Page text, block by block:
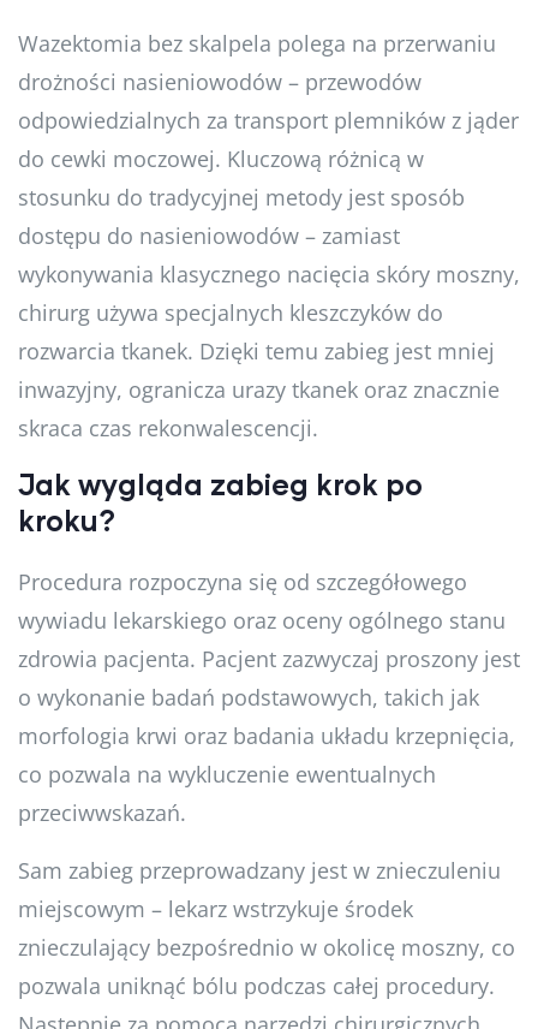
Wazektomia bez skalpela polega na przerwaniu
drożności nasieniowodów – przewodów
odpowiedzialnych za transport plemników z jąder
do cewki moczowej. Kluczową różnicą w
stosunku do tradycyjnej metody jest sposób
dostępu do nasieniowodów – zamiast
wykonywania klasycznego nacięcia skóry moszny,
chirurg używa specjalnych kleszczyków do
rozwarcia tkanek. Dzięki temu zabieg jest mniej
inwazyjny, ogranicza urazy tkanek oraz znacznie
skraca czas rekonwalescencji.
Jak wygląda zabieg krok po
kroku?
Procedura rozpoczyna się od szczegółowego
wywiadu lekarskiego oraz oceny ogólnego stanu
zdrowia pacjenta. Pacjent zazwyczaj proszony jest
o wykonanie badań podstawowych, takich jak
morfologia krwi oraz badania układu krzepnięcia,
co pozwala na wykluczenie ewentualnych
przeciwwskazań.
Sam zabieg przeprowadzany jest w znieczuleniu
miejscowym – lekarz wstrzykuje środek
znieczulający bezpośrednio w okolicę moszny, co
pozwala uniknąć bólu podczas całej procedury.